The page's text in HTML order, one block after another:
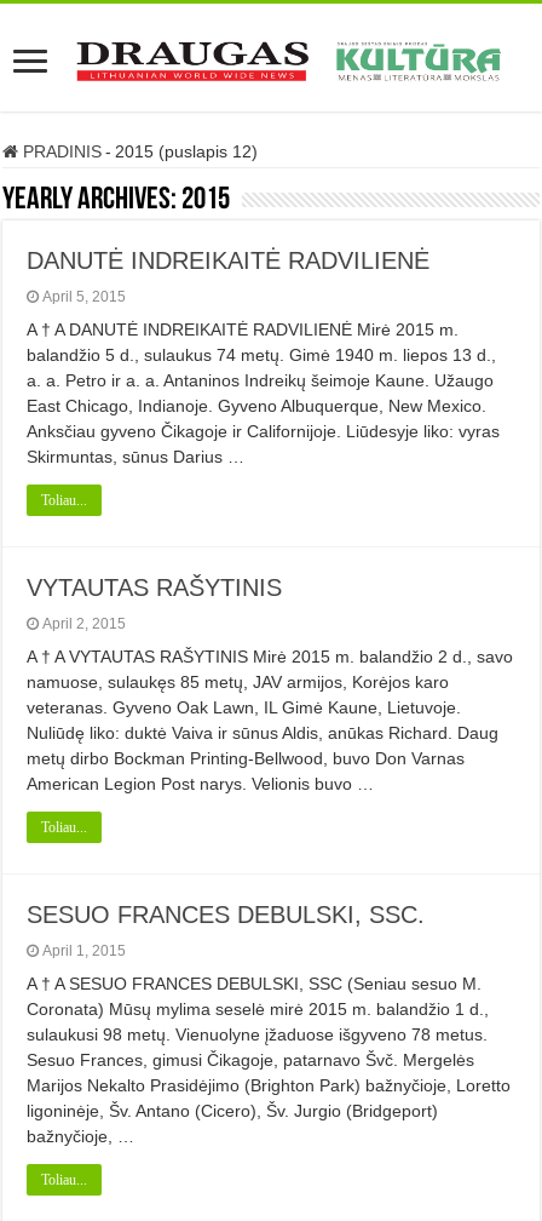
PRADINIS - 2015 (puslapis 12)
Yearly Archives: 2015
DANUTĖ INDREIKAITĖ RADVILIENĖ
April 5, 2015
A † A DANUTĖ INDREIKAITĖ RADVILIENĖ Mirė 2015 m.
balandžio 5 d., sulaukus 74 metų. Gimė 1940 m. liepos 13 d.,
a. a. Petro ir a. a. Antaninos Indreikų šeimoje Kaune. Užaugo
East Chicago, Indianoje. Gyveno Albuquerque, New Mexico.
Anksčiau gyveno Čikagoje ir Californijoje. Liūdesyje liko: vyras
Skirmuntas, sūnus Darius …
Toliau...
VYTAUTAS RAŠYTINIS
April 2, 2015
A † A VYTAUTAS RAŠYTINIS Mirė 2015 m. balandžio 2 d., savo
namuose, sulaukęs 85 metų, JAV armijos, Korėjos karo
veteranas. Gyveno Oak Lawn, IL Gimė Kaune, Lietuvoje.
Nuliūdę liko: duktė Vaiva ir sūnus Aldis, anūkas Richard. Daug
metų dirbo Bockman Printing-Bellwood, buvo Don Varnas
American Legion Post narys. Velionis buvo …
Toliau...
SESUO FRANCES DEBULSKI, SSC.
April 1, 2015
A † A SESUO FRANCES DEBULSKI, SSC (Seniau sesuo M.
Coronata) Mūsų mylima seselė mirė 2015 m. balandžio 1 d.,
sulaukusi 98 metų. Vienuolyne įžaduose išgyveno 78 metus.
Sesuo Frances, gimusi Čikagoje, patarnavo Švč. Mergelės
Marijos Nekalto Prasidėjimo (Brighton Park) bažnyčioje, Loretto
ligoninėje, Šv. Antano (Cicero), Šv. Jurgio (Bridgeport)
bažnyčioje, …
Toliau...